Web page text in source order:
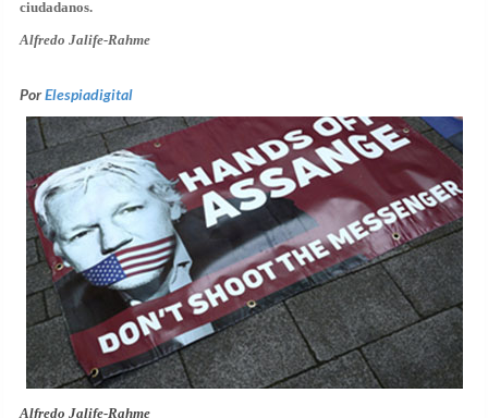
ciudadanos.
Alfredo Jalife-Rahme
PorElespiadigital
Alfredo Jalife-Rahme